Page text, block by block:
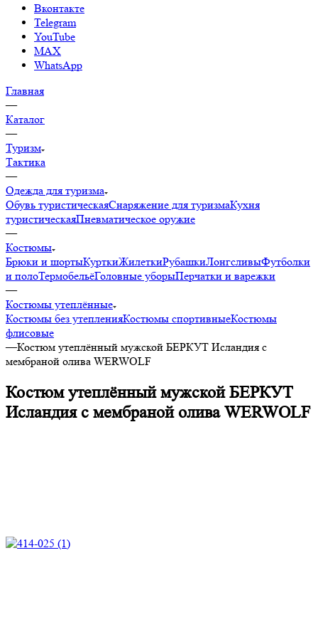
Вконтакте
Telegram
YouTube
MAX
WhatsApp
Главная
—
Каталог
—
Туризм
Тактика
—
Одежда для туризма
Обувь туристическаяСнаряжение для туризмаКухня
туристическаяПневматическое оружие
—
Костюмы
Брюки и шортыКурткиЖилеткиРубашкиЛонгсливыФутболки
и полоТермобельёГоловные уборыПерчатки и варежки
—
Костюмы утеплённые
Костюмы без утепленияКостюмы спортивныеКостюмы
флисовые
—Костюм утеплённый мужской БЕРКУТ Исландия с
мембраной олива WERWOLF
Костюм утеплённый мужской БЕРКУТ
Исландия с мембраной олива WERWOLF